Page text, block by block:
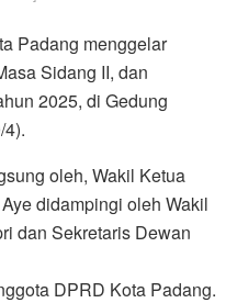
Padang menggelar
Sidang II, dan
2025, di Gedung
oleh, Wakil Ketua
didampingi oleh Wakil
dan Sekretaris Dewan
DPRD Kota Padang.